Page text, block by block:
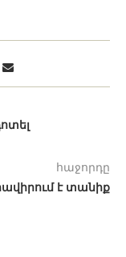
հաջորդը
է տանիք